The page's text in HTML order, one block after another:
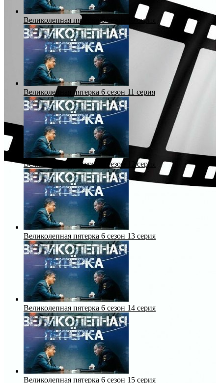
Великолепная пятерка 6 сезон 10 серия
Великолепная пятерка 6 сезон 11 серия
Великолепная пятерка 6 сезон 12 серия
Великолепная пятерка 6 сезон 13 серия
Великолепная пятерка 6 сезон 14 серия
Великолепная пятерка 6 сезон 15 серия